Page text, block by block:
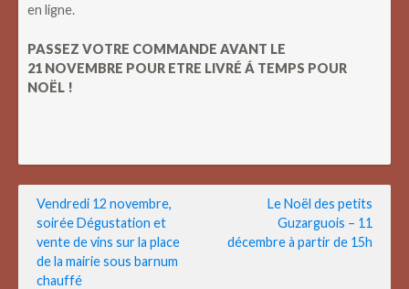
en ligne.
PASSEZ VOTRE COMMANDE AVANT LE
21 NOVEMBRE POUR ETRE LIVRÉ Á TEMPS POUR
NOËL !
Navigation
de
l’article
Vendredi 12 novembre,
soirée Dégustation et
vente de vins sur la place
de la mairie sous barnum
chauffé
Le Noël des petits
Guzarguois – 11
décembre à partir de 15h